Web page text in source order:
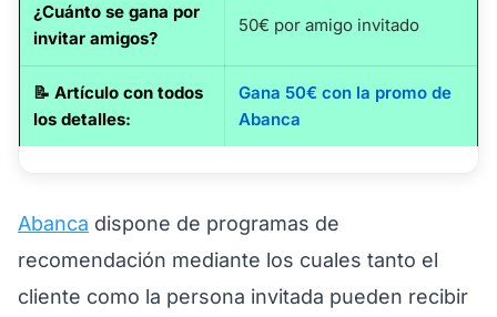
¿Cuánto se gana por
invitar amigos?
50€ por amigo invitado
📝 Artículo con todos
los detalles:
Gana 50€ con la promo de
Abanca
Abanca dispone de programas de
recomendación mediante los cuales tanto el
cliente como la persona invitada pueden recibir